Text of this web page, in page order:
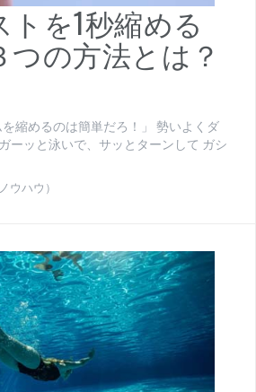
トを1秒縮める
つの方法とは？
を縮めるのは簡単だろ！」 勢いよくダ
ーッと泳いで、サッとターンして ガシ
ウハウ）